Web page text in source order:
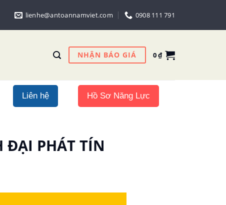
lienhe@antoannamviet.com 0908 111 791
NHẬN BÁO GIÁ 0₫
Liên hệ Hồ Sơ Năng Lực
PHÁT TÍN